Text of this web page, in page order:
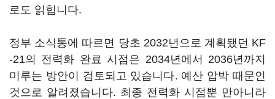
로도 읽힙니다.
정부 소식통에 따르면 당초 2032년으로 계획됐던 KF
-21의 전력화 완료 시점은 2034년에서 2036년까지
미루는 방안이 검토되고 있습니다. 예산 압박 때문인
것으로 알려졌습니다. 최종 전력화 시점뿐 만아니라